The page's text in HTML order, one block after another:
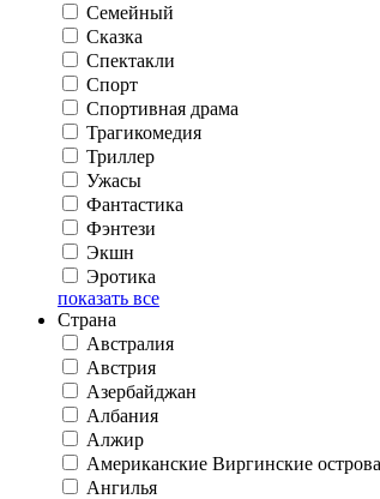
Семейный
Сказка
Спектакли
Спорт
Спортивная драма
Трагикомедия
Триллер
Ужасы
Фантастика
Фэнтези
Экшн
Эротика
показать все
Страна
Австралия
Австрия
Азербайджан
Албания
Алжир
Американские Виргинские острова
Ангилья